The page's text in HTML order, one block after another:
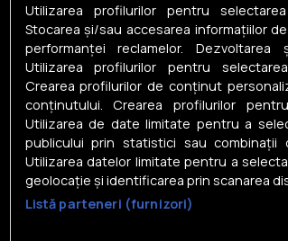
Apartamente de închiriat în
Apartamente de închiriat în
Apartamente de închiriat în
Despre noi
Utilizarea profilurilor pentru
Stocarea și/sau accesarea informațiilor
performanței reclamelor. Dezvoltarea
Utilizarea profilurilor pentru
Crearea profilurilor de conținut
conținutului. Crearea profilurilor
Utilizarea de date limitate pentru a
publicului prin statistici sau
Utilizarea datelor limitate pentru a
geolocație și identificarea prin scanarea
Listă parteneri (furnizori)